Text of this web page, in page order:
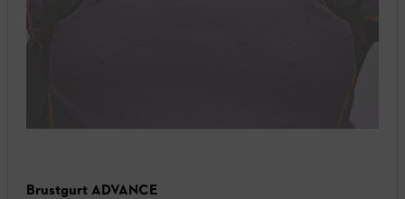
Brustgurt ADVANCE